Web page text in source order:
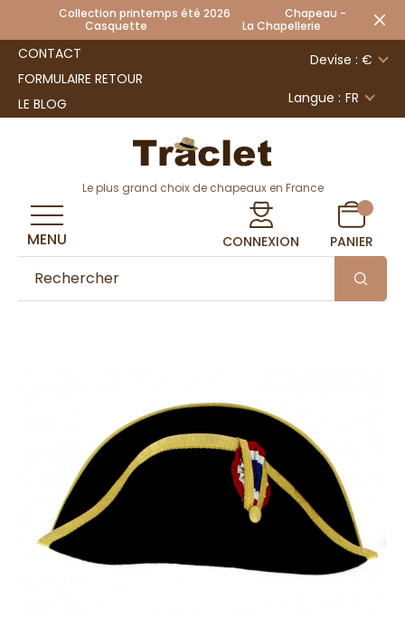
Collection printemps été 2026 Chapeau -
Casquette La Chapellerie
CONTACT
FORMULAIRE RETOUR
LE BLOG
Devise : €
Langue : FR
Le plus grand choix de chapeaux en France
CONNEXION PANIER
MENU